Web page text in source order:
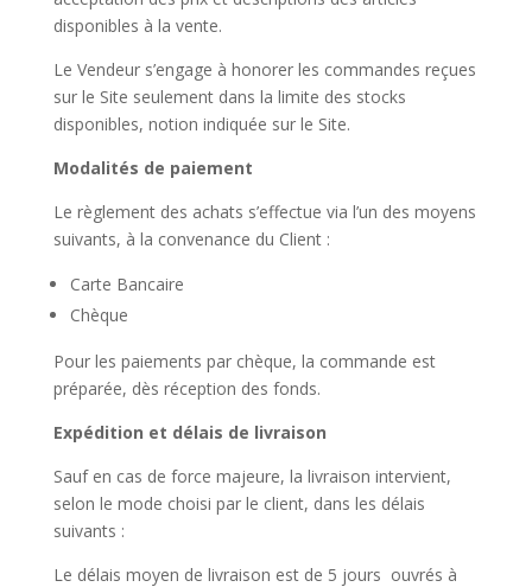
disponibles à la vente.
Le Vendeur s’engage à honorer les commandes reçues
sur le Site seulement dans la limite des stocks
disponibles, notion indiquée sur le Site.
Modalités de paiement
Le règlement des achats s’effectue via l’un des moyens
suivants, à la convenance du Client :
Carte Bancaire
Chèque
Pour les paiements par chèque, la commande est
préparée, dès réception des fonds.
Expédition et délais de livraison
Sauf en cas de force majeure, la livraison intervient,
selon le mode choisi par le client, dans les délais
suivants :
Le délais moyen de livraison est de 5 jours ouvrés à